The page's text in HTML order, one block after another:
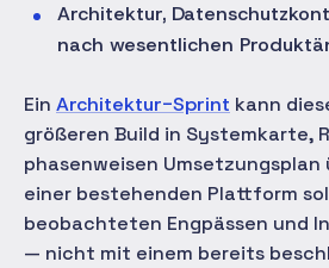
Architektur,
nach wesentlichen
Ein Architektur-Sprint kann
größeren Build in Systemkarte,
phasenweisen Umsetzungsplan
einer bestehenden Plattform
beobachteten Engpässen und
— nicht mit einem bereits